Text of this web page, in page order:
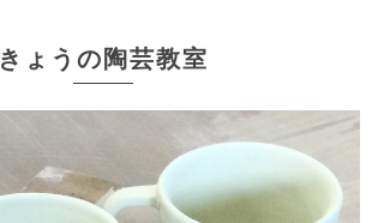
きょうの陶芸教室